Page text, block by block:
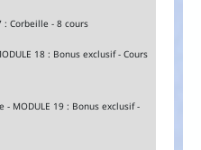
: Corbeille - 8 cours
18 : Bonus exclusif - Cours
- MODULE 19 : Bonus exclusif -